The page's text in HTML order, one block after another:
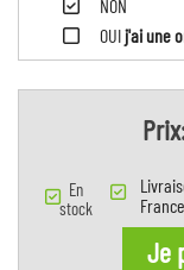
NON
OUIj'ai une
En
stock
France
Je